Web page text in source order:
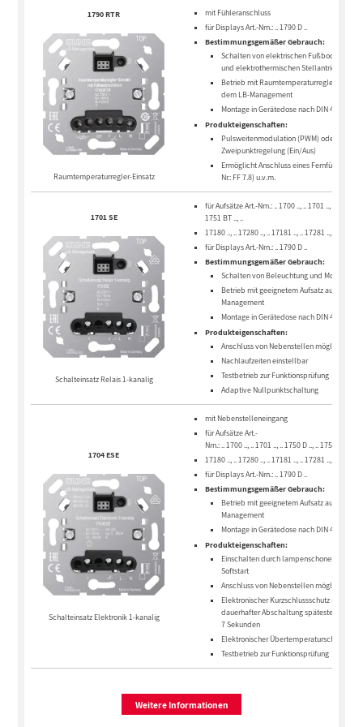
1790 RTR
Raumtemperaturregler-Einsatz
mit Fühleranschluss
für Displays Art.-Nrn.: .. 1790 D ..
Bestimmungsgemäßer Gebrauch:
Schalten von elektrischen
und elektrothermischen Stellantrieben
Betrieb mit Raumtemperaturregler-Aufsatz
dem LB-Management
Montage in Gerätedose nach DIN 49073
Produkteigenschaften:
Pulsweitenmodulation (PWM) oder
Zweipunktregelung (Ein/Aus)
Ermöglicht Anschluss eines Fernfühlers
Nr.: FF 7.8) u.v.m.
1701 SE
Schalteinsatz Relais 1-kanalig
für Aufsätze Art.-Nrn.: .. 1700 .., .. 1701 .., .. 1750 D
1751 BT .., ..
17180 .., .. 17280 .., .. 17181 .., .. 17281 .., DWPM
für Displays Art.-Nrn.: .. 1790 D ..
Bestimmungsgemäßer Gebrauch:
Schalten von Beleuchtung und Motoren
Betrieb mit geeignetem Aufsatz aus dem
Management
Montage in Gerätedose nach DIN 49073
Produkteigenschaften:
Anschluss von Nebenstellen möglich
Nachlaufzeiten einstellbar
Testbetrieb zur Funktionsprüfung
Adaptive Nullpunktschaltung
1704 ESE
Schalteinsatz Elektronik 1-kanalig
mit Nebenstelleneingang
für Aufsätze Art.-
Nrn.: .. 1700 .., .. 1701 .., .. 1750 D .., .. 1751 BT .., ..
17180 .., .. 17280 .., .. 17181 .., .. 17281 .., DWPM
für Displays Art.-Nrn.: .. 1790 D ..
Bestimmungsgemäßer Gebrauch:
Betrieb mit geeignetem Aufsatz aus dem
Management
Montage in Gerätedose nach DIN 49073
Produkteigenschaften:
Einschalten durch lampenschonenden
Softstart
Anschluss von Nebenstellen möglich
Elektronischer Kurzschlussschutz mit
dauerhafter Abschaltung spätestens nach
7 Sekunden
Elektronischer Übertemperaturschutz
Testbetrieb zur Funktionsprüfung
Weitere Informationen